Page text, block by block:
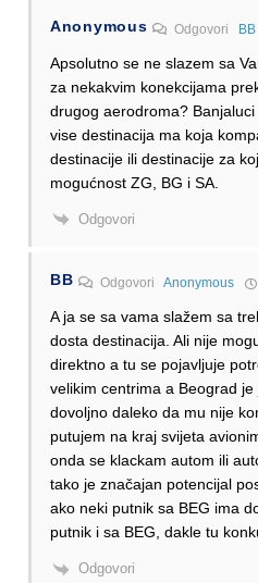
Anonymous Odgovori BB
Apsolutno se ne slazem sa
za nekakvim konekcijama
drugog aerodroma?
vise destinacija ma koja
destinacije ili destinacije za
mogućnost ZG, BG i SA.
Odgovori
BB OdgovoriAnonymous
A ja se sa vama slažem sa
dosta destinacija. Ali nije
direktno a tu se pojavljuje
velikim centrima a Beograd
dovoljno daleko da mu nije
putujem na kraj svijeta
onda se klackam autom ili
tako je značajan potencijal
ako neki putnik sa BEG ima
putnik i sa BEG, dakle tu
Odgovori